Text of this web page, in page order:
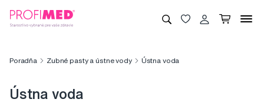
Poradňa Zubné pasty a ústne vody Ústna voda
Ústna voda